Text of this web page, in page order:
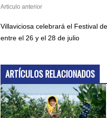
Articulo anterior
Villaviciosa celebrará el Festival
entre el 26 y el 28 de julio
ARTÍCULOS RELACIONADOS